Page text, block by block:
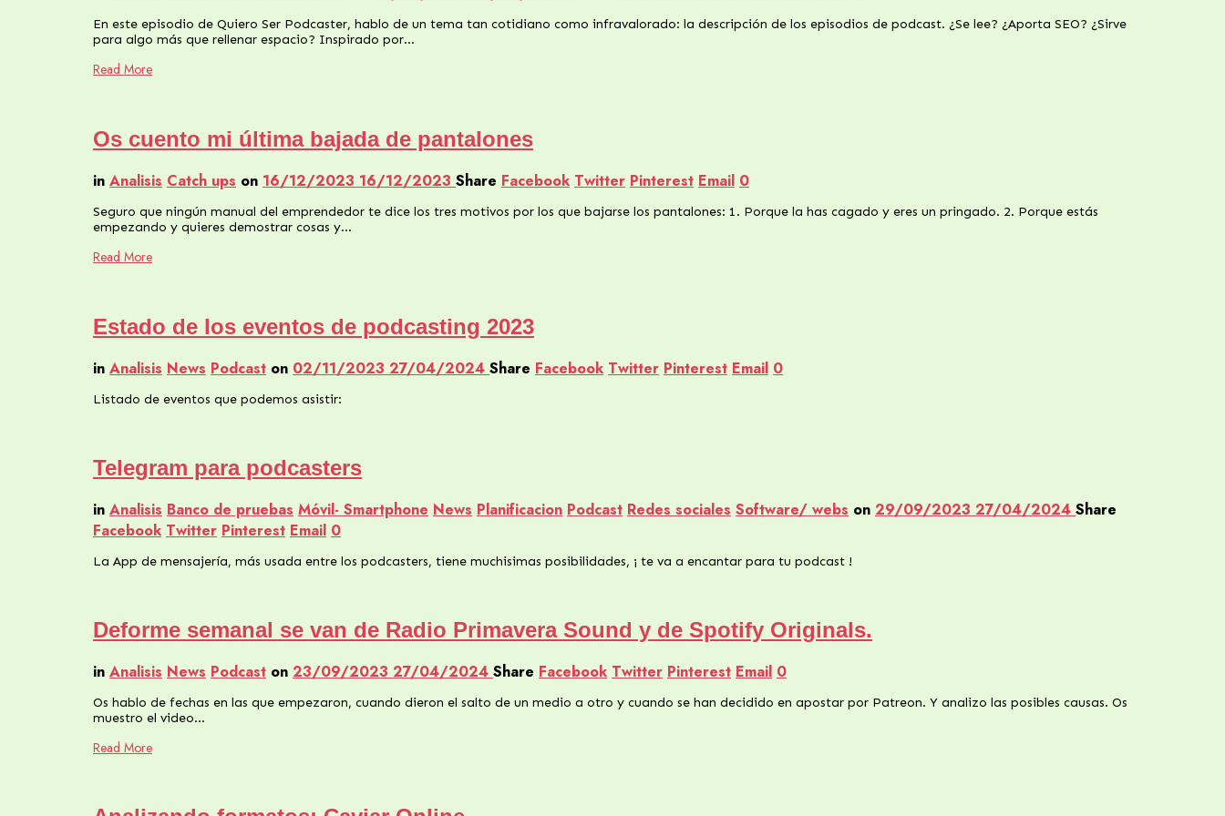
En este episodio de Quiero Ser Podcaster, hablo de un tema tan cotidiano como infravalorado: la descripción de los episodios de podcast. ¿Se lee? ¿Aporta SEO? ¿Sirve
para algo más que rellenar espacio? Inspirado por…
Read More
Os cuento mi última bajada de pantalones
in Analisis Catch ups on 16/12/2023 16/12/2023 Share Facebook Twitter Pinterest Email 0
Seguro que ningún manual del emprendedor te dice los tres motivos por los que bajarse los pantalones: 1. Porque la has cagado y eres un pringado. 2. Porque estás
empezando y quieres demostrar cosas y…
Read More
Estado de los eventos de podcasting 2023
in Analisis News Podcast on 02/11/2023 27/04/2024 Share Facebook Twitter Pinterest Email 0
Listado de eventos que podemos asistir:
Telegram para podcasters
in Analisis Banco de pruebas Móvil- Smartphone News Planificacion Podcast Redes sociales Software/ webs on 29/09/2023 27/04/2024 Share
Facebook Twitter Pinterest Email 0
La App de mensajería, más usada entre los podcasters, tiene muchisimas posibilidades, ¡ te va a encantar para tu podcast !
Deforme semanal se van de Radio Primavera Sound y de Spotify Originals.
in Analisis News Podcast on 23/09/2023 27/04/2024 Share Facebook Twitter Pinterest Email 0
Os hablo de fechas en las que empezaron, cuando dieron el salto de un medio a otro y cuando se han decidido en apostar por Patreon. Y analizo las posibles causas. Os
muestro el video…
Read More